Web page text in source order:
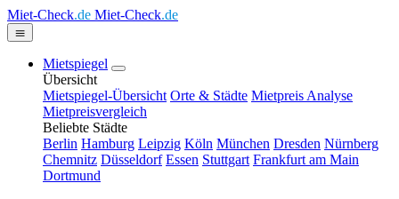
Miet-Check.de Miet-Check.de
Mietspiegel
Übersicht
Mietspiegel-Übersicht Orte & Städte Mietpreis Analyse
Mietpreisvergleich
Beliebte Städte
Berlin Hamburg Leipzig Köln München Dresden Nürnberg
Chemnitz Düsseldorf Essen Stuttgart Frankfurt am Main
Dortmund